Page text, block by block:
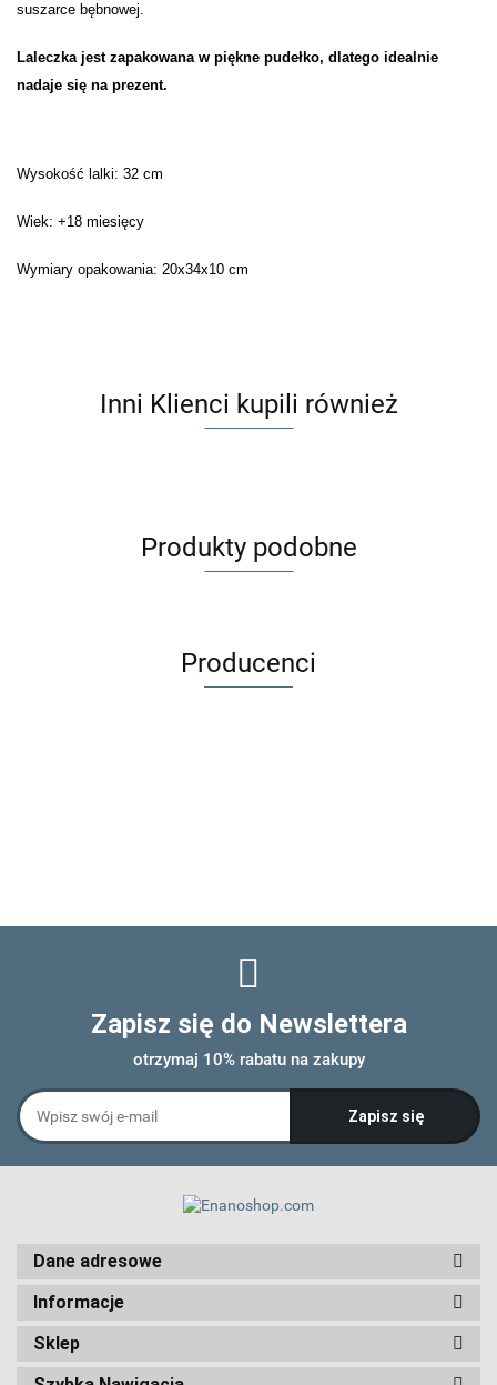
suszarce bębnowej.
Laleczka jest zapakowana w piękne pudełko, dlatego idealnie
nadaje się na prezent.
Wysokość lalki: 32 cm
Wiek: +18 miesięcy
Wymiary opakowania: 20x34x10 cm
Inni Klienci kupili również
Produkty podobne
Producenci
Zapisz się do Newslettera
otrzymaj 10% rabatu na zakupy
Dane adresowe
Informacje
Sklep